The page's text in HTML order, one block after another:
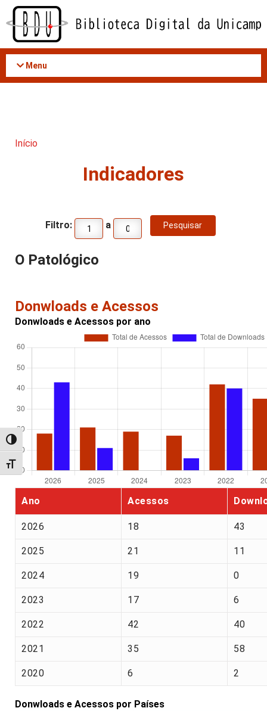
Acessar
conteúdo
Alternar alto contraste
Alternar tamanho da fonte
Menu
Início
Indicadores
Filtro: a
O Patológico
Donwloads e Acessos
Donwloads e Acessos por ano
Ano Acessos
2026 18 43
2025 21 11
2024 19 0
2023 17 6
2022 42 40
2021 35 58
2020 6 2
Donwloads e Acessos por Países